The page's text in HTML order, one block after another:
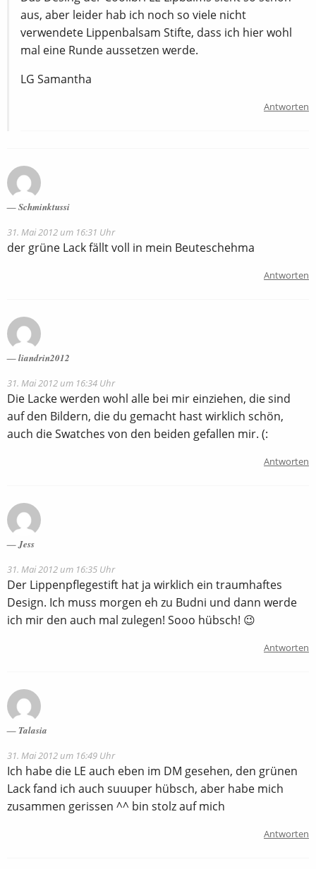
aus, aber leider hab ich noch so viele nicht
verwendete Lippenbalsam Stifte, dass ich hier wohl
mal eine Runde aussetzen werde.
LG Samantha
Antworten
Schminktussi
31. Mai 2012 um 16:31 Uhr
der grüne Lack fällt voll in mein Beuteschehma
Antworten
liandrin2012
31. Mai 2012 um 16:34 Uhr
Die Lacke werden wohl alle bei mir einziehen, die sind
auf den Bildern, die du gemacht hast wirklich schön,
auch die Swatches von den beiden gefallen mir. (:
Antworten
Jess
31. Mai 2012 um 16:35 Uhr
Der Lippenpflegestift hat ja wirklich ein traumhaftes
Design. Ich muss morgen eh zu Budni und dann werde
ich mir den auch mal zulegen! Sooo hübsch! 😉
Antworten
Talasia
31. Mai 2012 um 16:49 Uhr
Ich habe die LE auch eben im DM gesehen, den grünen
Lack fand ich auch suuuper hübsch, aber habe mich
zusammen gerissen ^^ bin stolz auf mich
Antworten